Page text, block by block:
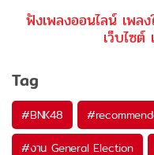
ฟังเพลงออนไลน์ เพ
เว็บไซ
Tag
#BNK48 #
#งาน General Election